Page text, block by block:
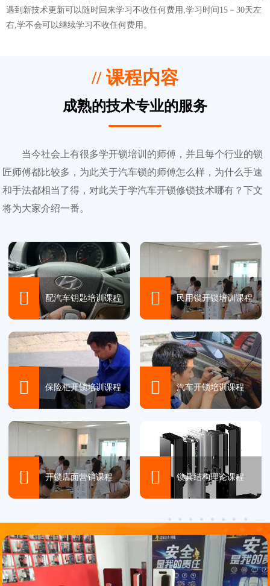
遇到新技术更新可以随时回来学习不收任何费用,学习时间15－30天左
右,学不会可以继续学习不收任何费用。
// 课程内容
成熟的技术专业的服务
当今社会上有很多学开锁培训的师傅，并且每个行业的锁
匠师傅都比较多，为此关于汽车锁的师傅怎么样，为什么手速
和手法都相当了得，对此关于学汽车开锁修锁技术哪有？下文
将为大家介绍一番。
 配汽车钥匙培训课程  民用锁开锁培训课程
 保险柜开锁培训课程  汽车开锁培训课程
 开锁店面营销课程  锁具结构理论课程